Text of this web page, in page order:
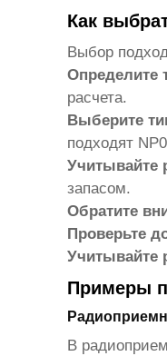
Как
Выбор
Определите
расчета.
Выберите
подходят
Учитывайте
запасом.
Обратите
Проверьте
Учитывайте
Примеры
В